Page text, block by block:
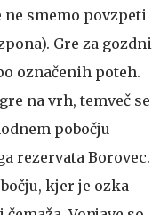
ne smemo povzpeti
Gre za gozdni
označenih poteh.
na vrh, temveč se
pobočju
rezervata Borovec.
kjer je ozka